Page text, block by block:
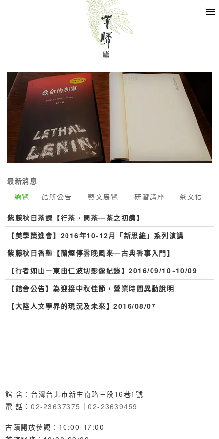
最新消息
總覽
館所公告 藝文展覽 研習講座 茶文化
紫藤秋日茶課【行茶．問茶—茶之初講】
【美學策進會】2016年10-12月「新思維」系列演講
紫藤秋日香塾【蘭煙停雲晚風來—古典香事入門】
【行者如山－東由仁波切影像紀錄】2016/09/10~10/09
【館舍公告】為迎接中秋佳節，營業時間異動說明
【大陸人文學界的現況及未來】2016/08/07
館 舍：台灣台北市新生南路三段16巷1號
電 話： 02-23637375 ｜ 02-23639459
古蹟開放參觀：10:00-17:00